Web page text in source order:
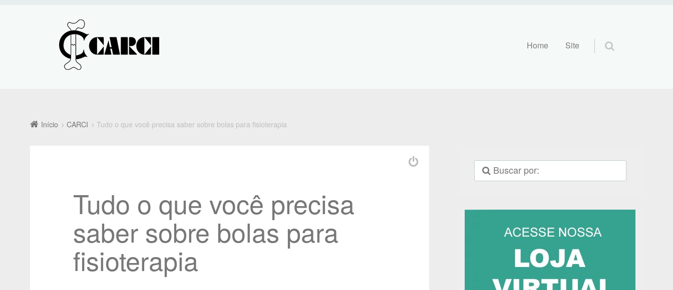
Pular para o conteúdo
Home Site
Início CARCI Tudo o que você precisa saber sobre bolas para fisioterapia
Tudo o que você precisa
saber sobre bolas para
fisioterapia